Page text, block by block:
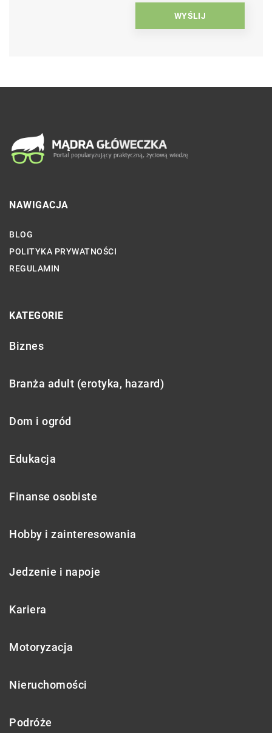
NAWIGACJA
BLOG
POLITYKA PRYWATNOŚCI
REGULAMIN
KATEGORIE
Biznes
Branża adult (erotyka, hazard)
Dom i ogród
Edukacja
Finanse osobiste
Hobby i zainteresowania
Jedzenie i napoje
Kariera
Motoryzacja
Nieruchomości
Podróże